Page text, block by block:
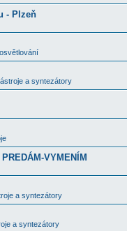
- Plzeň
a syntezátory
VYMENÍM
a syntezátory
a syntezátory